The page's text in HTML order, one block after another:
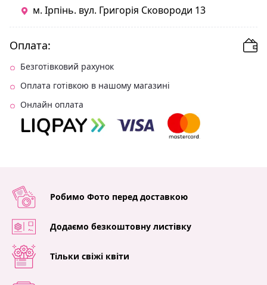
м. Ірпінь. вул. Григорія Сковороди 13
Оплата:
Безготівковий рахунок
Оплата готівкою в нашому магазині
Онлайн оплата
Робимо Фото перед доставкою
Додаємо безкоштовну листівку
Тільки свіжі квіти